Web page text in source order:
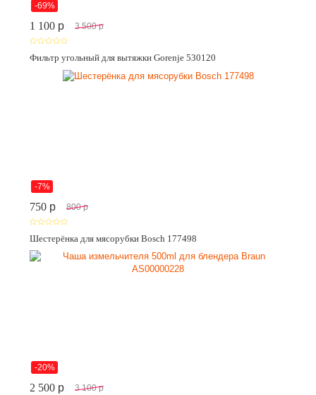
-69%
1 100 p 3 500 p
Фильтр угольный для вытяжки Gorenje 530120
-7%
750 p 800 p
Шестерёнка для мясорубки Bosch 177498
-20%
2 500 p 3 100 p